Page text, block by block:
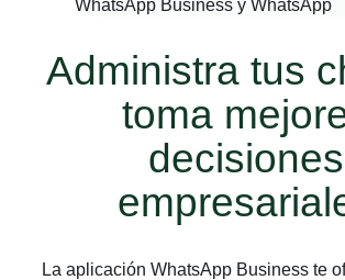
Administra tus
toma
decisiones
La aplicación WhatsApp Business te